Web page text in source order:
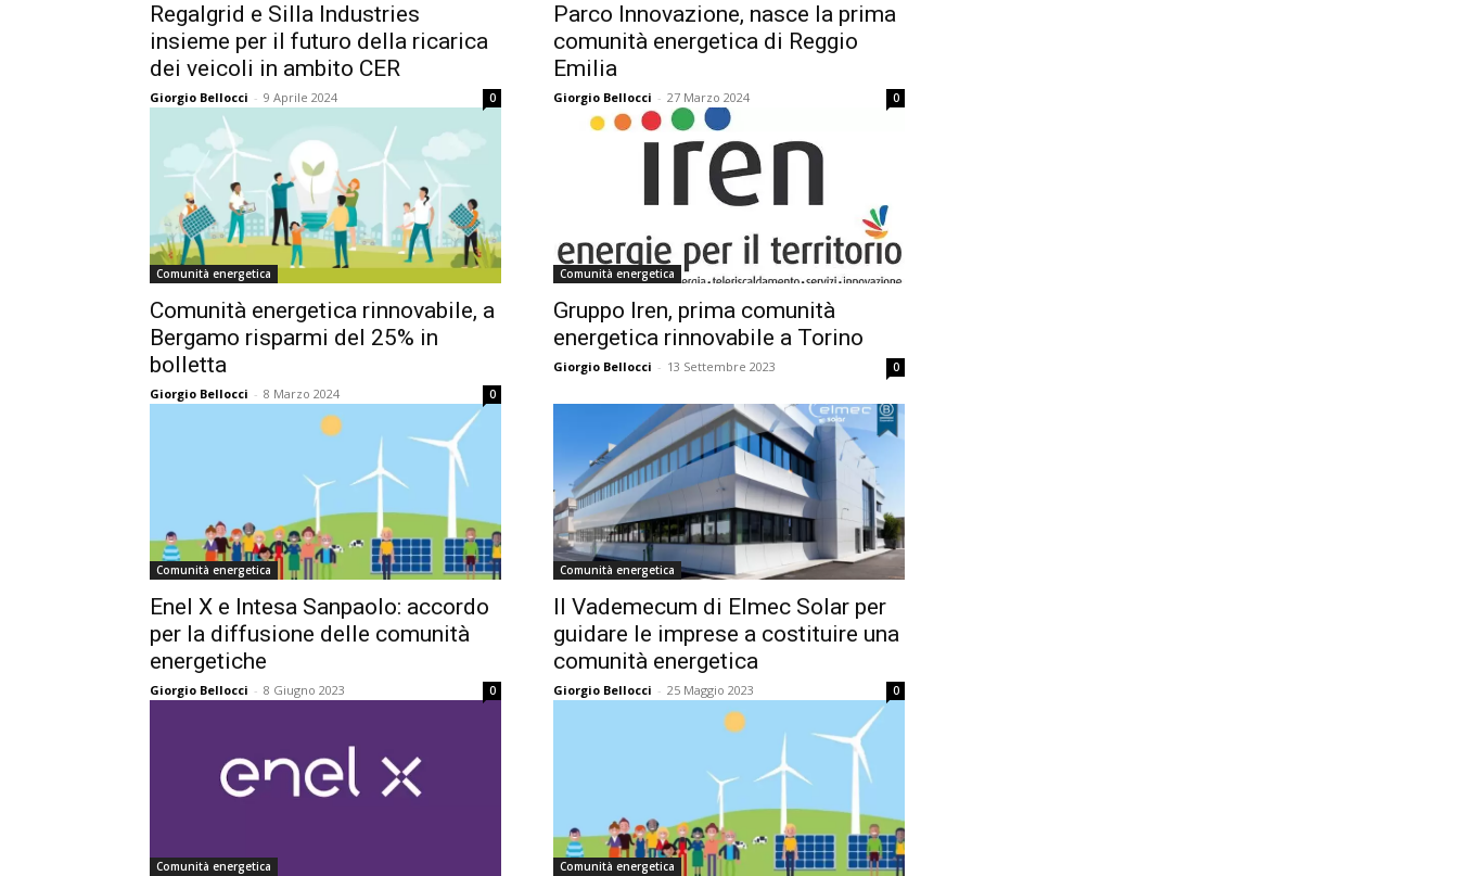
Regalgrid e Silla Industries
insieme per il futuro della ricarica
dei veicoli in ambito CER
Giorgio Bellocci - 9 Aprile 2024 0
Parco Innovazione, nasce la prima
comunità energetica di Reggio
Emilia
Giorgio Bellocci - 27 Marzo 2024 0
Comunità energetica
Comunità energetica rinnovabile, a
Bergamo risparmi del 25% in
bolletta
Giorgio Bellocci - 8 Marzo 2024 0
Comunità energetica
Gruppo Iren, prima comunità
energetica rinnovabile a Torino
Giorgio Bellocci - 13 Settembre 2023 0
Comunità energetica
Enel X e Intesa Sanpaolo: accordo
per la diffusione delle comunità
energetiche
Giorgio Bellocci - 8 Giugno 2023 0
Comunità energetica
Il Vademecum di Elmec Solar per
guidare le imprese a costituire una
comunità energetica
Giorgio Bellocci - 25 Maggio 2023 0
Comunità energetica Comunità energetica